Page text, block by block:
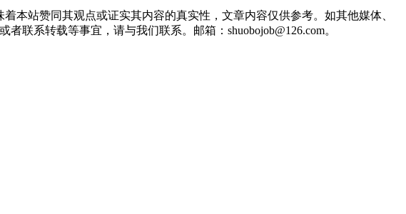
本站赞同其观点或证实其内容的真实性，文章内容仅供参考。如其他媒体、
联系转载等事宜，请与我们联系。邮箱：shuobojob@126.com。